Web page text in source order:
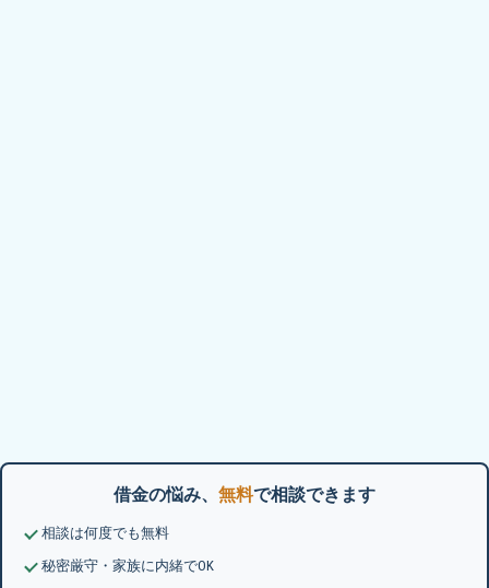
借金の悩み、 無料で相談できます
相談は何度でも無料
秘密厳守・家族に内緒でOK